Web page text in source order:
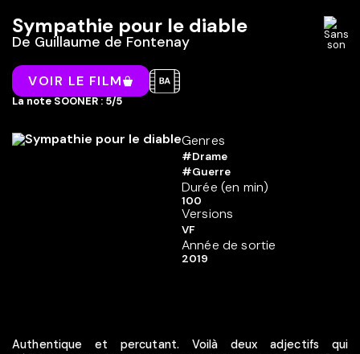
Sympathie pour le diable
De Guillaume de Fontenay
VOIR LE FILM
La note SOONER : 5/5
Genres
#Drame
#Guerre
Durée (en min)
100
Versions
VF
Année de sortie
2019
Authentique et percutant. Voilà deux adjectifs qui